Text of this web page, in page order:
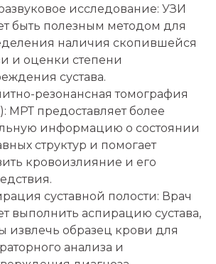
исследование: УЗИ
быть полезным методом для
наличия скопившейся
и оценки степени
сустава.
резонансная томография
МРТ предоставляет более
информацию о состоянии
структур и помогает
кровоизлияние и его
суставной полости: Врач
выполнить аспирацию сустава,
извлечь образец крови для
анализа и